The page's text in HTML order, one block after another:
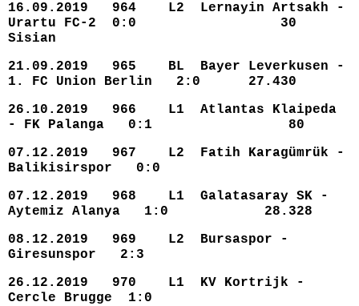
16.09.2019 964 L2 Lernayin Artsakh -
Urartu FC-2 0:0 30
Sisian
21.09.2019 965 BL Bayer Leverkusen -
1. FC Union Berlin 2:0 27.430
26.10.2019 966 L1 Atlantas Klaipeda
- FK Palanga 0:1 80
07.12.2019 967 L2 Fatih Karagümrük -
Balikisirspor 0:0
07.12.2019 968 L1 Galatasaray SK -
Aytemiz Alanya 1:0 28.328
08.12.2019 969 L2 Bursaspor -
Giresunspor 2:3
26.12.2019 970 L1 KV Kortrijk -
Cercle Brugge 1:0